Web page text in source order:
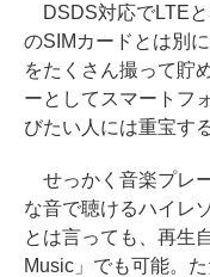
DSDS対応でLTEと
のSIMカードとは別
をたくさん撮って貯
ーとしてスマートフ
びたい人には重宝す
せっかく音楽プレ
な音で聴けるハイレ
とは言っても、再生
Music」でも可能。